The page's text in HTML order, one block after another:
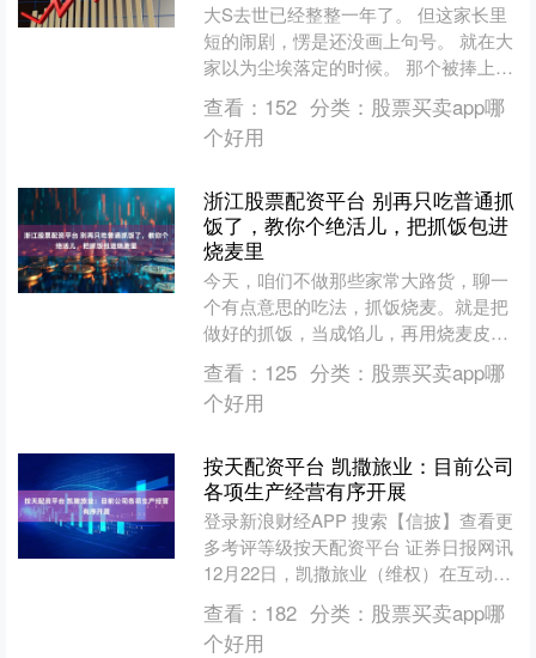
大S去世已经整整一年了。 但这家长里
短的闹剧，愣是还没画上句号。 就在大
家以为尘埃落定的时候。 那个被捧上天
的“深情”老公具俊晔，突然搞了一出大
戏。 他在综艺里....
查看： 152 分类： 股票买卖app哪
个好用
浙江股票配资平台 别再只吃普通抓
饭了，教你个绝活儿，把抓饭包进
烧麦里
今天，咱们不做那些家常大路货，聊一
个有点意思的吃法，抓饭烧麦。就是把
做好的抓饭，当成馅儿，再用烧麦皮给
它包起来蒸熟。听起来好像有点折腾，
但味道是真的不一样，两种....
查看： 125 分类： 股票买卖app哪
个好用
按天配资平台 凯撒旅业：目前公司
各项生产经营有序开展
登录新浪财经APP 搜索【信披】查看更
多考评等级按天配资平台 证券日报网讯
12月22日，凯撒旅业（维权）在互动平
台回答投资者提问时表示，目前公司各
项生产经营有....
查看： 182 分类： 股票买卖app哪
个好用